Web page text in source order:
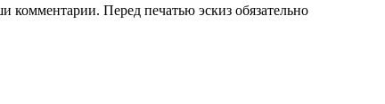
Перед печатью эскиз обязательно